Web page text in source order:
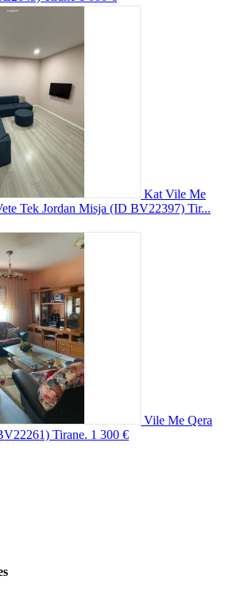
Kat Vile Me
Tek Jordan Misja (ID BV22397) Tir...
Vile Me Qera
Tirane. 1 300 €